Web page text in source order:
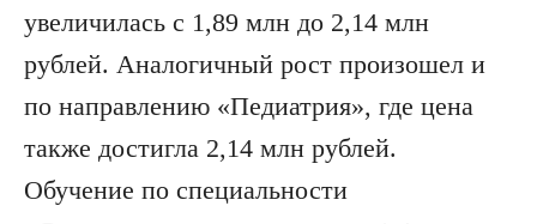
увеличилась с 1,89 млн до 2,14 млн
рублей. Аналогичный рост произошел и
по направлению «Педиатрия», где цена
также достигла 2,14 млн рублей.
Обучение по специальности